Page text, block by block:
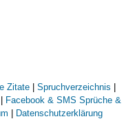
Zitate | Spruchverzeichnis |
| Facebook & SMS Sprüche &
| Datenschutzerklärung